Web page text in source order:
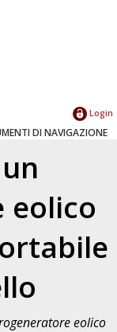
Login
DI NAVIGAZIONE
eolico
eolico